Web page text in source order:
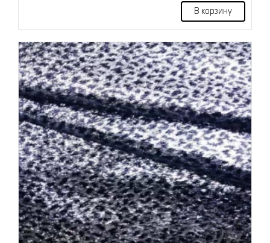
В корзину